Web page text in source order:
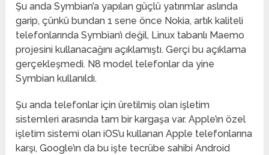
Şu anda Symbian’a yapılan güçlü yatırımlar aslında
garip, çünkü bundan 1 sene önce Nokia, artık kaliteli
telefonlarında Symbian’ı değil, Linux tabanlı Maemo
projesini kullanacağını açıklamıştı. Gerçi bu açıklama
gerçekleşmedi. N8 model telefonlar da yine
Symbian kullanıldı.
Şu anda telefonlar için üretilmiş olan işletim
sistemleri arasında tam bir kargaşa var. Apple’ın özel
işletim sistemi olan iOS’u kullanan Apple telefonlarına
karşı, Google’ın da bu işte tecrübe sahibi Android